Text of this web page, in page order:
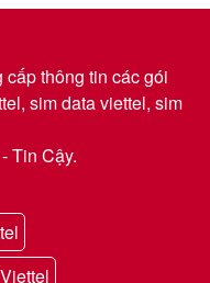
thông tin các gói
sim data viettel, sim
Tin Cậy.